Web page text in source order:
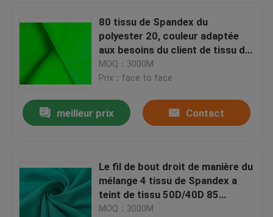
80 tissu de Spandex du
polyester 20, couleur adaptée
aux besoins du client de tissu de
bout droit de 4 manières
MOQ：3000M
Prix：face to face
meilleur prix Contact
Le fil de bout droit de manière du
mélange 4 tissu de Spandex a
teint de tissu 50D/40D 85
polyester 15
MOQ：3000M